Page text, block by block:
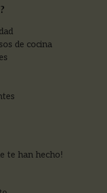
de cocina
te han hecho!